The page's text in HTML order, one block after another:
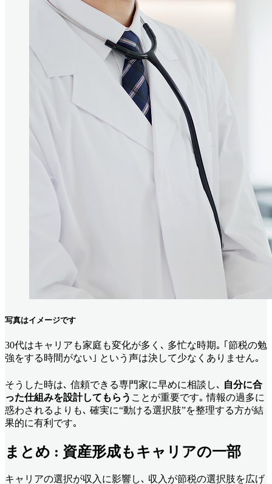
写真はイメージです
30代はキャリアも家庭も変化が多く､ 多忙な時期｡ ｢節税の勉
強をする時間がない｣ という声は決して少なくありません｡
そうした時は､ 信頼できる専門家に早めに相談し､ 自分に合
った仕組みを設計してもらう ことが重要です｡ 情報の過多に
惑わされるよりも､ 確実に“動ける選択肢”を整理する方が結
果的に有利です｡
まとめ : 資産形成もキャリアの一部
キャリアの選択が収入に影響し､ 収入が節税の選択肢を広げ